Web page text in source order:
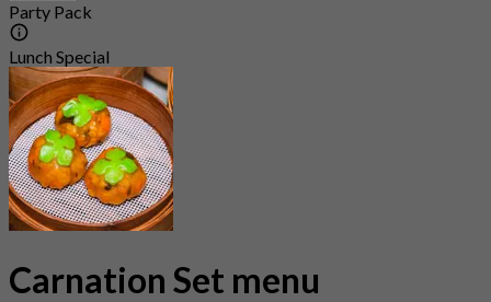
Party Pack
Lunch Special
Carnation Set menu